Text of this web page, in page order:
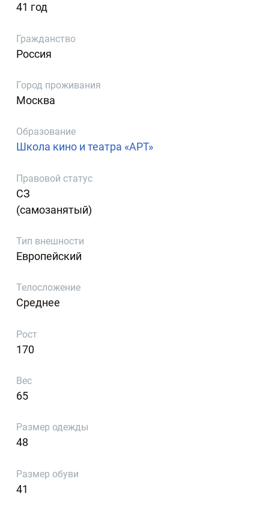
41 год
Гражданство
Россия
Город проживания
Москва
Образование
Школа кино и театра «АРТ»
Правовой статус
СЗ
(самозанятый)
Тип внешности
Европейский
Телосложение
Среднее
Рост
170
Вес
65
Размер одежды
48
Размер обуви
41